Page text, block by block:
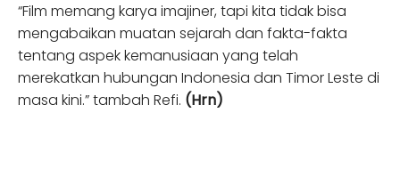
“Film memang karya imajiner, tapi kita tidak bisa
mengabaikan muatan sejarah dan fakta-fakta
tentang aspek kemanusiaan yang telah
merekatkan hubungan Indonesia dan Timor Leste di
masa kini.” tambah Refi. (Hrn)